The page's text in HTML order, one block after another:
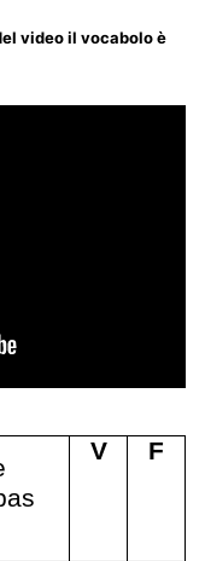
video il vocabolo è
V F